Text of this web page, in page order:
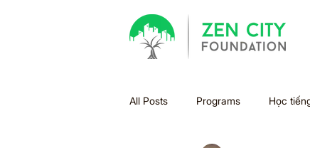
All Posts Programs Học